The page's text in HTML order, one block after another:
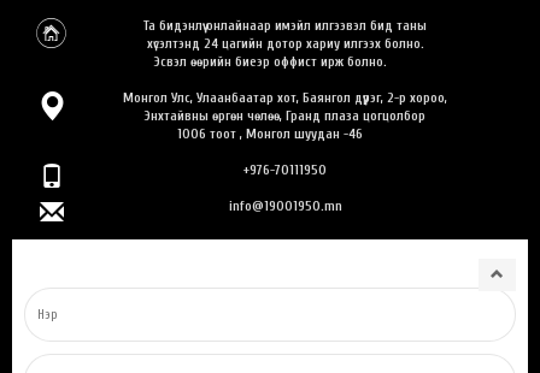
Та бидэнлүү онлайнаар имэйл илгээвэл бид таны
хүсэлтэнд 24 цагийн дотор хариу илгээх болно.
Эсвэл өөрийн биеэр оффист ирж болно.
Монгол Улс, Улаанбаатар хот, Баянгол дүүрэг, 2-р хороо,
Энхтайвны өргөн чөлөө, Гранд плаза цогцолбор
1006 тоот , Монгол шуудан -46
+976-70111950
info@19001950.mn